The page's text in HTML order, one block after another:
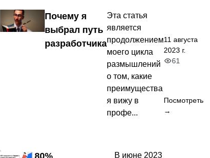
Почему я
выбрал путь
разработчика
Эта статья
является
продолжением
моего цикла
размышлений
о том, какие
преимущества
я вижу в
профе...
11 августа
2023 г.
61
Посмотреть
→
80%
В июне 2023